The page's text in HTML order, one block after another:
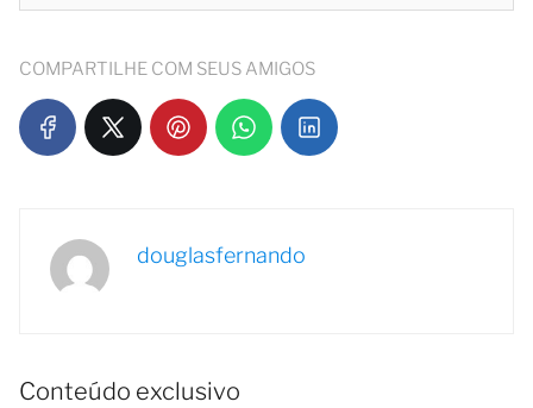
COMPARTILHE COM SEUS AMIGOS
douglasfernando
Conteúdo exclusivo